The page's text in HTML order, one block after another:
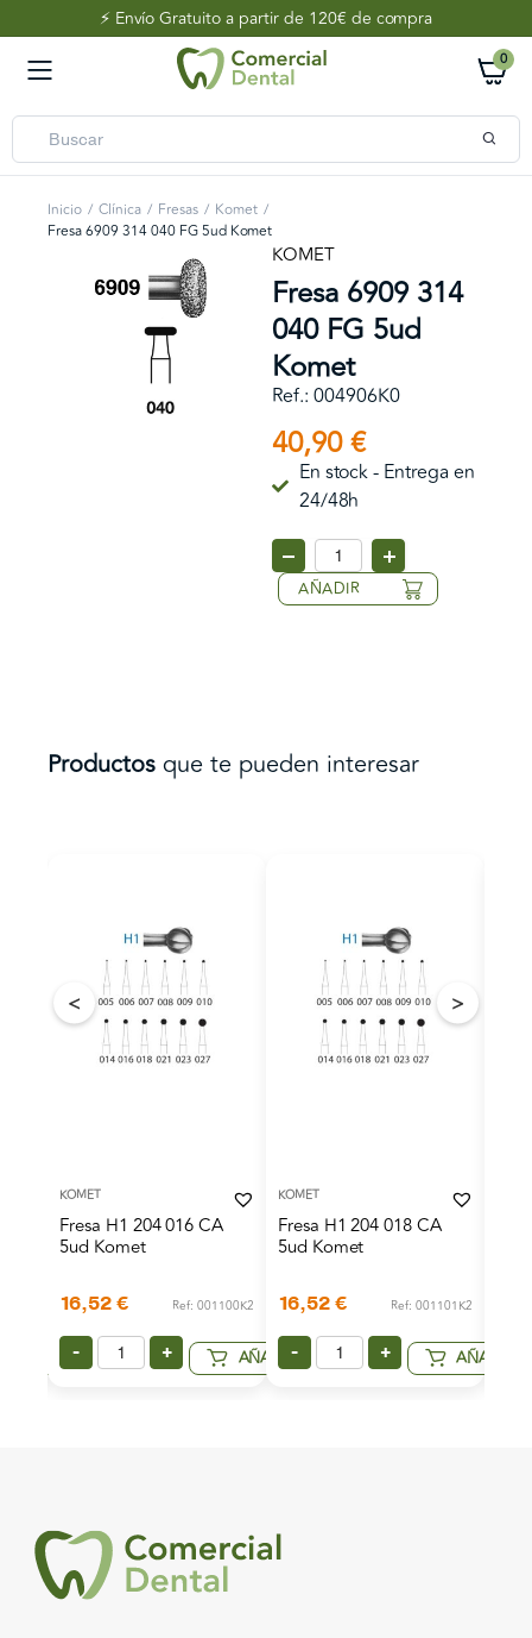
⚡️ Envío Gratuito a partir de 120€ de compra
0
Inicio Clínica Fresas
Komet
Fresa 6909 314 040 FG 5ud Komet
KOMET
Fresa 6909 314
040 FG 5ud
Komet
Ref.: 004906K0
40,90€
En stock - Entrega en
24/48h
AÑADIR
Productosque te pueden interesar
AÑADIR
KOMET
Fresa H1 204 016 CA
5ud Komet
16,52€ Ref: 001100K2
- + AÑADIR
KOMET
Fresa H1 204 018 CA
5ud Komet
16,52€ Ref: 001101K2
- + AÑADIR
< >